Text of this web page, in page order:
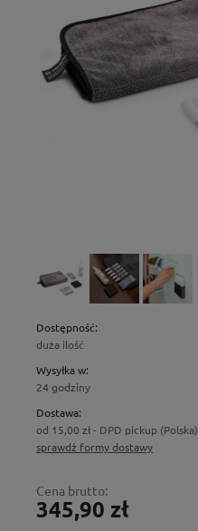
Dostępność:
duża ilość
Wysyłka w:
24 godziny
Dostawa:
od 15,00 zł- DPD pickup (Polska)
Cena nie zawiera
sprawdź formy dostawy
Cena brutto:
345,90 zł